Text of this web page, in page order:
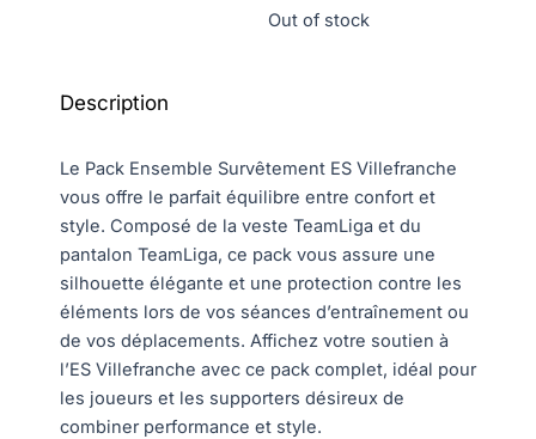
Out of stock
Description
Le Pack Ensemble Survêtement ES Villefranche
vous offre le parfait équilibre entre confort et
style. Composé de la veste TeamLiga et du
pantalon TeamLiga, ce pack vous assure une
silhouette élégante et une protection contre les
éléments lors de vos séances d’entraînement ou
de vos déplacements. Affichez votre soutien à
l’ES Villefranche avec ce pack complet, idéal pour
les joueurs et les supporters désireux de
combiner performance et style.